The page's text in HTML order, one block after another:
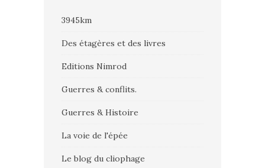
3945km
Des étagères et des livres
Editions Nimrod
Guerres & conflits.
Guerres & Histoire
La voie de l'épée
Le blog du cliophage